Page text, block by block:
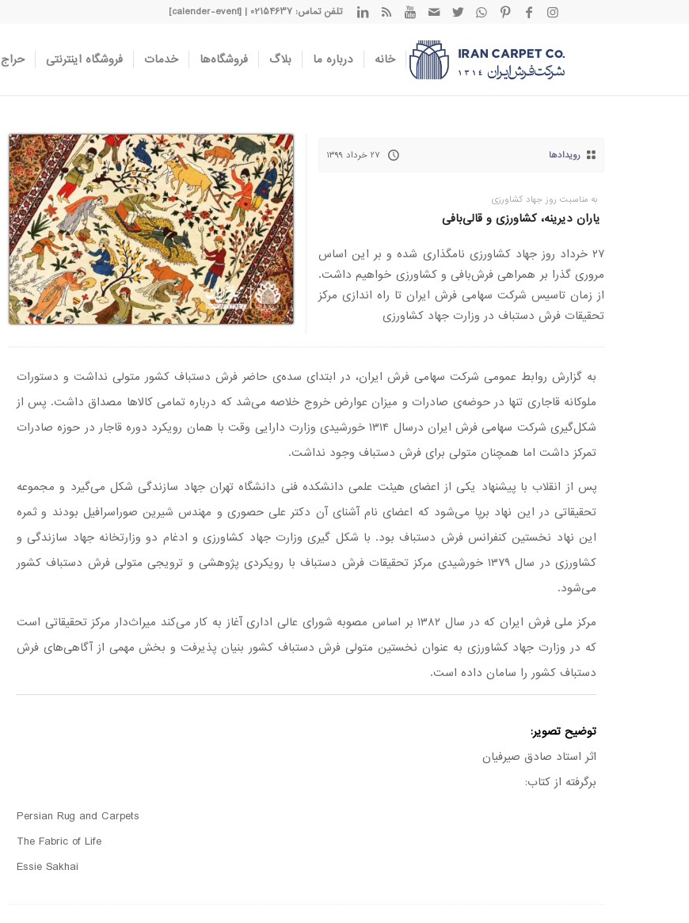
تلفن تماس: 02154637 | [calender-event]
خانه درباره ما بلاگ فروشگاه‌ها خدمات فروشگاه اینترنتی حراج
رویدادها ۲۷ خرداد ۱۳۹۹
به مناسبت روز جهاد کشاورزی
یاران دیرینه، کشاورزی و قالی‌‌‌‌‌‌بافی
۲۷ خرداد روز جهاد کشاورزی نامگذاری شده و بر این اساس
مروری گذرا بر همراهی فرش‌بافی و کشاورزی خواهیم داشت.
از زمان تاسیس شرکت سهامی فرش ایران تا راه اندازی مرکز
تحقیقات فرش دستباف در وزارت جهاد کشاورزی
به گزارش روابط عمومی شرکت سهامی فرش ایران، در ابتدای سده‌ی حاضر فرش دستباف کشور متولی نداشت و دستورات
ملوکانه قاجاری تنها در حوضه‌ی صادرات و میزان عوارض خروج خلاصه می‌شد که درباره تمامی کالاها مصداق داشت. پس از
شکل‌گیری شرکت سهامی فرش ایران درسال ۱۳۱۴ خورشیدی وزارت دارایی وقت با همان رویکرد دوره قاجار در حوزه صادرات
تمرکز داشت اما همچنان متولی برای فرش دستباف وجود نداشت.
پس از انقلاب با پیشنهاد یکی از اعضای هیئت علمی دانشکده فنی دانشگاه تهران جهاد سازندگی شکل می‌گیرد و مجموعه
تحقیقاتی در این نهاد برپا می‌شود که اعضای نام آشنای آن دکتر علی حصوری و مهندس شیرین صوراسرافیل بودند و ثمره
این نهاد نخستین کنفرانس فرش دستباف بود. با شکل گیری وزارت جهاد کشاورزی و ادغام دو وزارتخانه جهاد سازندگی و
کشاورزی در سال ۱۳۷۹ خورشیدی مرکز تحقیقات فرش دستباف با رویکردی پژوهشی و ترویجی متولی فرش دستباف کشور
می‌شود.
مرکز ملی فرش ایران که در سال ۱۳۸۲ بر اساس مصوبه شورای عالی اداری آغاز به کار می‌کند میراث‌دار مرکز تحقیقاتی است
که در وزارت جهاد کشاورزی به عنوان نخستین متولی فرش دستباف کشور بنیان پذیرفت و بخش مهمی از آگاهی‌های فرش
دستباف کشور را سامان داده است.
توضیح تصویر:
اثر استاد صادق صیرفیان
برگرفته از کتاب:
Persian Rug and Carpets
The Fabric of Life
Essie Sakhai